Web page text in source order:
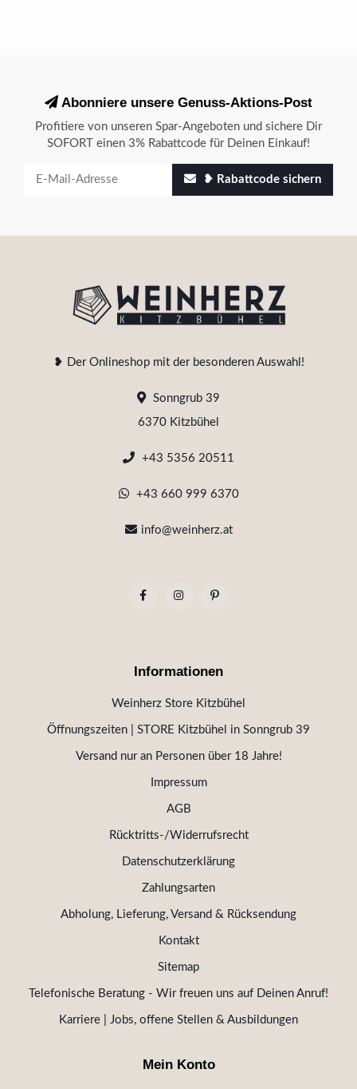
Abonniere unsere Genuss-Aktions-Post
Profitiere von unseren Spar-Angeboten und sichere Dir
SOFORT einen 3% Rabattcode für Deinen Einkauf!
❥ Rabattcode sichern
❥ Der Onlineshop mit der besonderen Auswahl!
Sonngrub 39
6370 Kitzbühel
+43 5356 20511
+43 660 999 6370
info@weinherz.at
Informationen
Weinherz Store Kitzbühel
Öffnungszeiten | STORE Kitzbühel in Sonngrub 39
Versand nur an Personen über 18 Jahre!
Impressum
AGB
Rücktritts-/Widerrufsrecht
Datenschutzerklärung
Zahlungsarten
Abholung, Lieferung, Versand & Rücksendung
Kontakt
Sitemap
Telefonische Beratung - Wir freuen uns auf Deinen Anruf!
Karriere | Jobs, offene Stellen & Ausbildungen
Mein Konto